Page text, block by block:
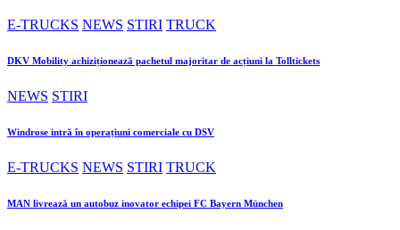
E-TRUCKS NEWS STIRI TRUCK
DKV Mobility achiziționează pachetul majoritar de acțiuni la Tolltickets
NEWS STIRI
Windrose intră în operațiuni comerciale cu DSV
E-TRUCKS NEWS STIRI TRUCK
MAN livrează un autobuz inovator echipei FC Bayern München